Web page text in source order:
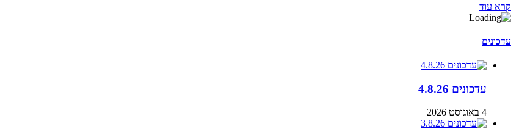
קרא עוד
עדכונים
עדכונים 4.8.26
4 באוגוסט 2026